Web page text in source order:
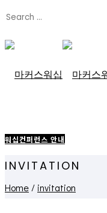
워십컨퍼런스 안내
INVITATION
Home / invitation